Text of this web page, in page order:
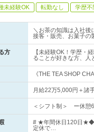
未経験OK 転勤なし 学歴不
＼お茶の知識は入社後
接客・販売、お菓子
方
【未経験OK！学歴
ることが好きな方、人
《THE TEA SHOP
月給22万5,000円＋諸
＜シフト制＞ ー休憩
# ★年間休日120日★◆
定休で…